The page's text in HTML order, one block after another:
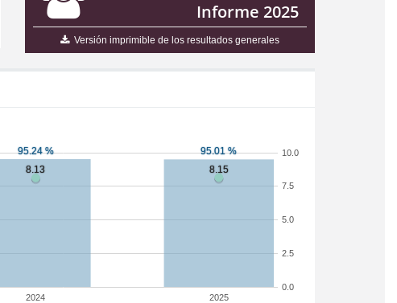
Informe 2025
Versión imprimible de los resultados generales
2024 2025
0.0
2.5
5.0
7.5
10.0